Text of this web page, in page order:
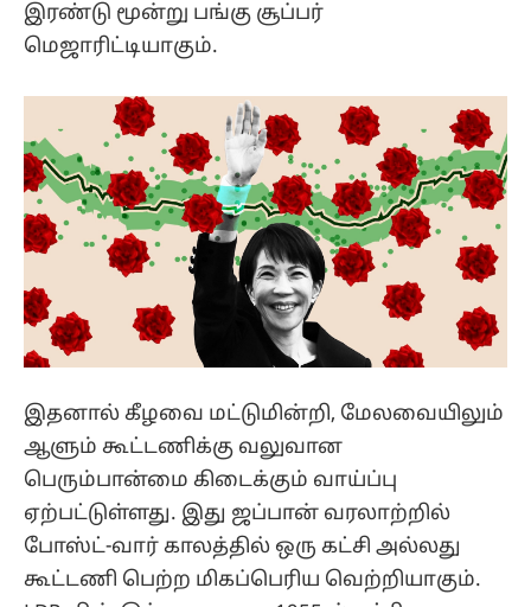
இரண்டு மூன்று பங்கு சூப்பர்
மெஜாரிட்டியாகும்.
இதனால் கீழவை மட்டுமின்றி, மேலவையிலும்
ஆளும் கூட்டணிக்கு வலுவான
பெரும்பான்மை கிடைக்கும் வாய்ப்பு
ஏற்பட்டுள்ளது. இது ஜப்பான் வரலாற்றில்
போஸ்ட்-வார் காலத்தில் ஒரு கட்சி அல்லது
கூட்டணி பெற்ற மிகப்பெரிய வெற்றியாகும்.